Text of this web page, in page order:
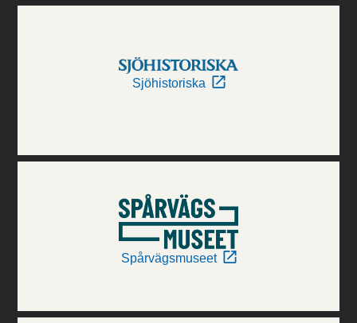
Sjöhistoriska
Spårvägsmuseet